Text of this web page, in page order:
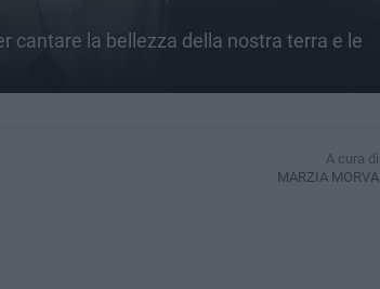
cantare la bellezza della nostra terra e le
A cura di
MARZIA MORVA